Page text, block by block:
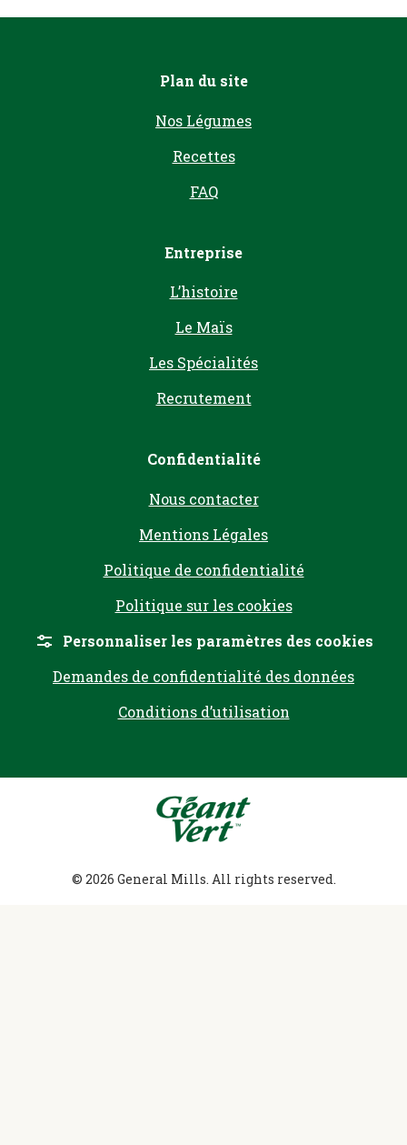
Plan du site
Nos Légumes
Recettes
FAQ
Entreprise
L’histoire
Le Maïs
Les Spécialités
Recrutement
Confidentialité
Nous contacter
Mentions Légales
Politique de confidentialité
Politique sur les cookies
Personnaliser les paramètres des cookies
Demandes de confidentialité des données
Conditions d’utilisation
© 2026 General Mills. All rights reserved.